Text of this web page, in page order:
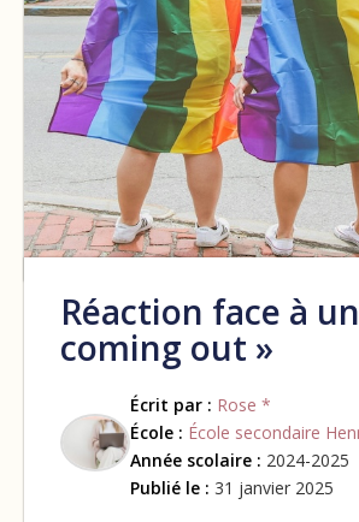
Réaction face à
coming out »
Écrit par : Rose *
École : École secondaire
Année scolaire : 2024-2025
Publié le : 31 janvier 2025